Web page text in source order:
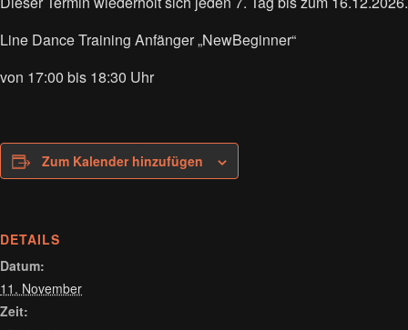
Line Dance Training Anfänger „NewBeginner“
von 17:00 bis 18:30 Uhr
Zum Kalender hinzufügen
DETAILS
Datum:
11. November
Zeit: